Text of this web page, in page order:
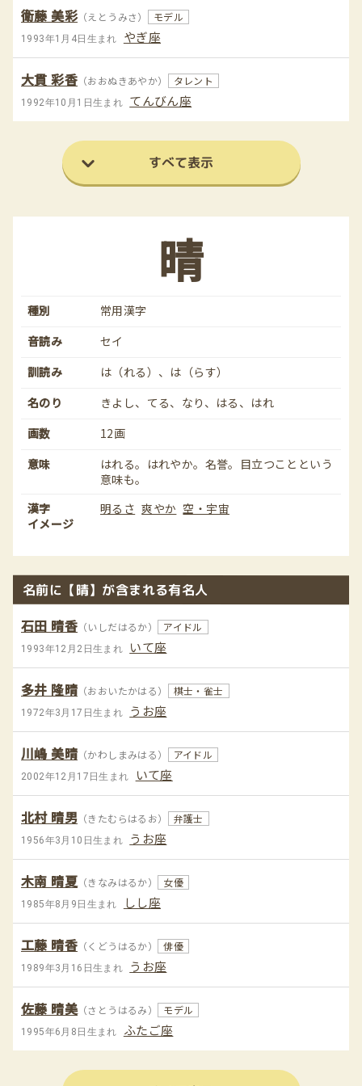
衛藤 美彩（えとうみさ） モデル
1993年1月4日生まれ やぎ座
大貫 彩香 （おおぬきあやか） タレント
1992年10月1日生まれ てんびん座
すべて表示
晴
種別
常用漢字
音読み
セイ
訓読み
は（れる）、は（らす）
名のり
きよし、てる、なり、はる、はれ
画数
12画
意味
はれる。はれやか。名誉。目立つことという
意味も。
漢字
イメージ
明るさ 爽やか 空・宇宙
名前に【晴】が含まれる有名人
石田 晴香 （いしだはるか） アイドル
1993年12月2日生まれ いて座
多井 隆晴 （おおいたかはる） 棋士・雀士
1972年3月17日生まれ うお座
川嶋 美晴 （かわしまみはる） アイドル
2002年12月17日生まれ いて座
北村 晴男 （きたむらはるお） 弁護士
1956年3月10日生まれ うお座
木南 晴夏 （きなみはるか） 女優
1985年8月9日生まれ しし座
工藤 晴香 （くどうはるか） 俳優
1989年3月16日生まれ うお座
佐藤 晴美（さとうはるみ） モデル
1995年6月8日生まれ ふたご座